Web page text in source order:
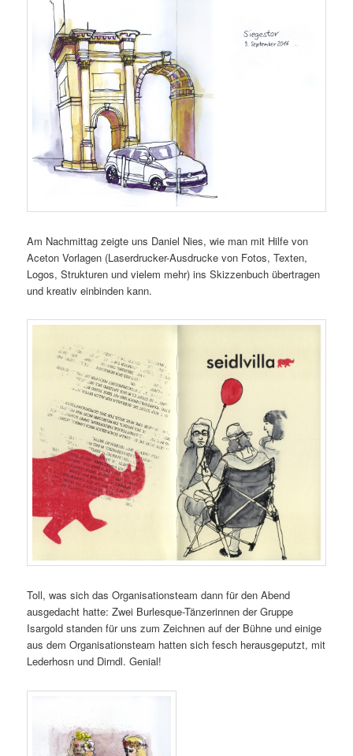
Am Nachmittag zeigte uns Daniel Nies, wie man mit Hilfe von
Aceton Vorlagen (Laserdrucker-Ausdrucke von Fotos, Texten,
Logos, Strukturen und vielem mehr) ins Skizzenbuch übertragen
und kreativ einbinden kann.
Toll, was sich das Organisationsteam dann für den Abend
ausgedacht hatte: Zwei Burlesque-Tänzerinnen der Gruppe
Isargold standen für uns zum Zeichnen auf der Bühne und einige
aus dem Organisationsteam hatten sich fesch herausgeputzt, mit
Lederhosn und Dirndl. Genial!